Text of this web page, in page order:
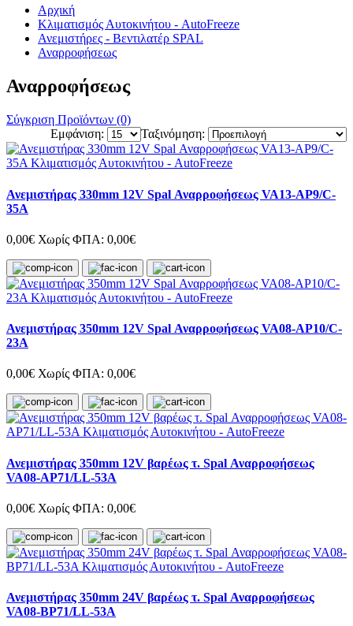
Αρχική
Κλιματισμός Αυτοκινήτου - AutoFreeze
Ανεμιστήρες - Βεντιλατέρ SPAL
Αναρροφήσεως
Αναρροφήσεως
Σύγκριση Προϊόντων (0)
Ταξινόμηση:
Εμφάνιση:
Ανεμιστήρας 330mm 12V Spal Αναρροφήσεως VA13-AP9/C-
35A
0,00€ Χωρίς ΦΠΑ: 0,00€
Ανεμιστήρας 350mm 12V Spal Αναρροφήσεως VA08-AP10/C-
23A
0,00€ Χωρίς ΦΠΑ: 0,00€
Ανεμιστήρας 350mm 12V βαρέως τ. Spal Αναρροφήσεως
VA08-AP71/LL-53A
0,00€ Χωρίς ΦΠΑ: 0,00€
Ανεμιστήρας 350mm 24V βαρέως τ. Spal Αναρροφήσεως
VA08-BP71/LL-53A